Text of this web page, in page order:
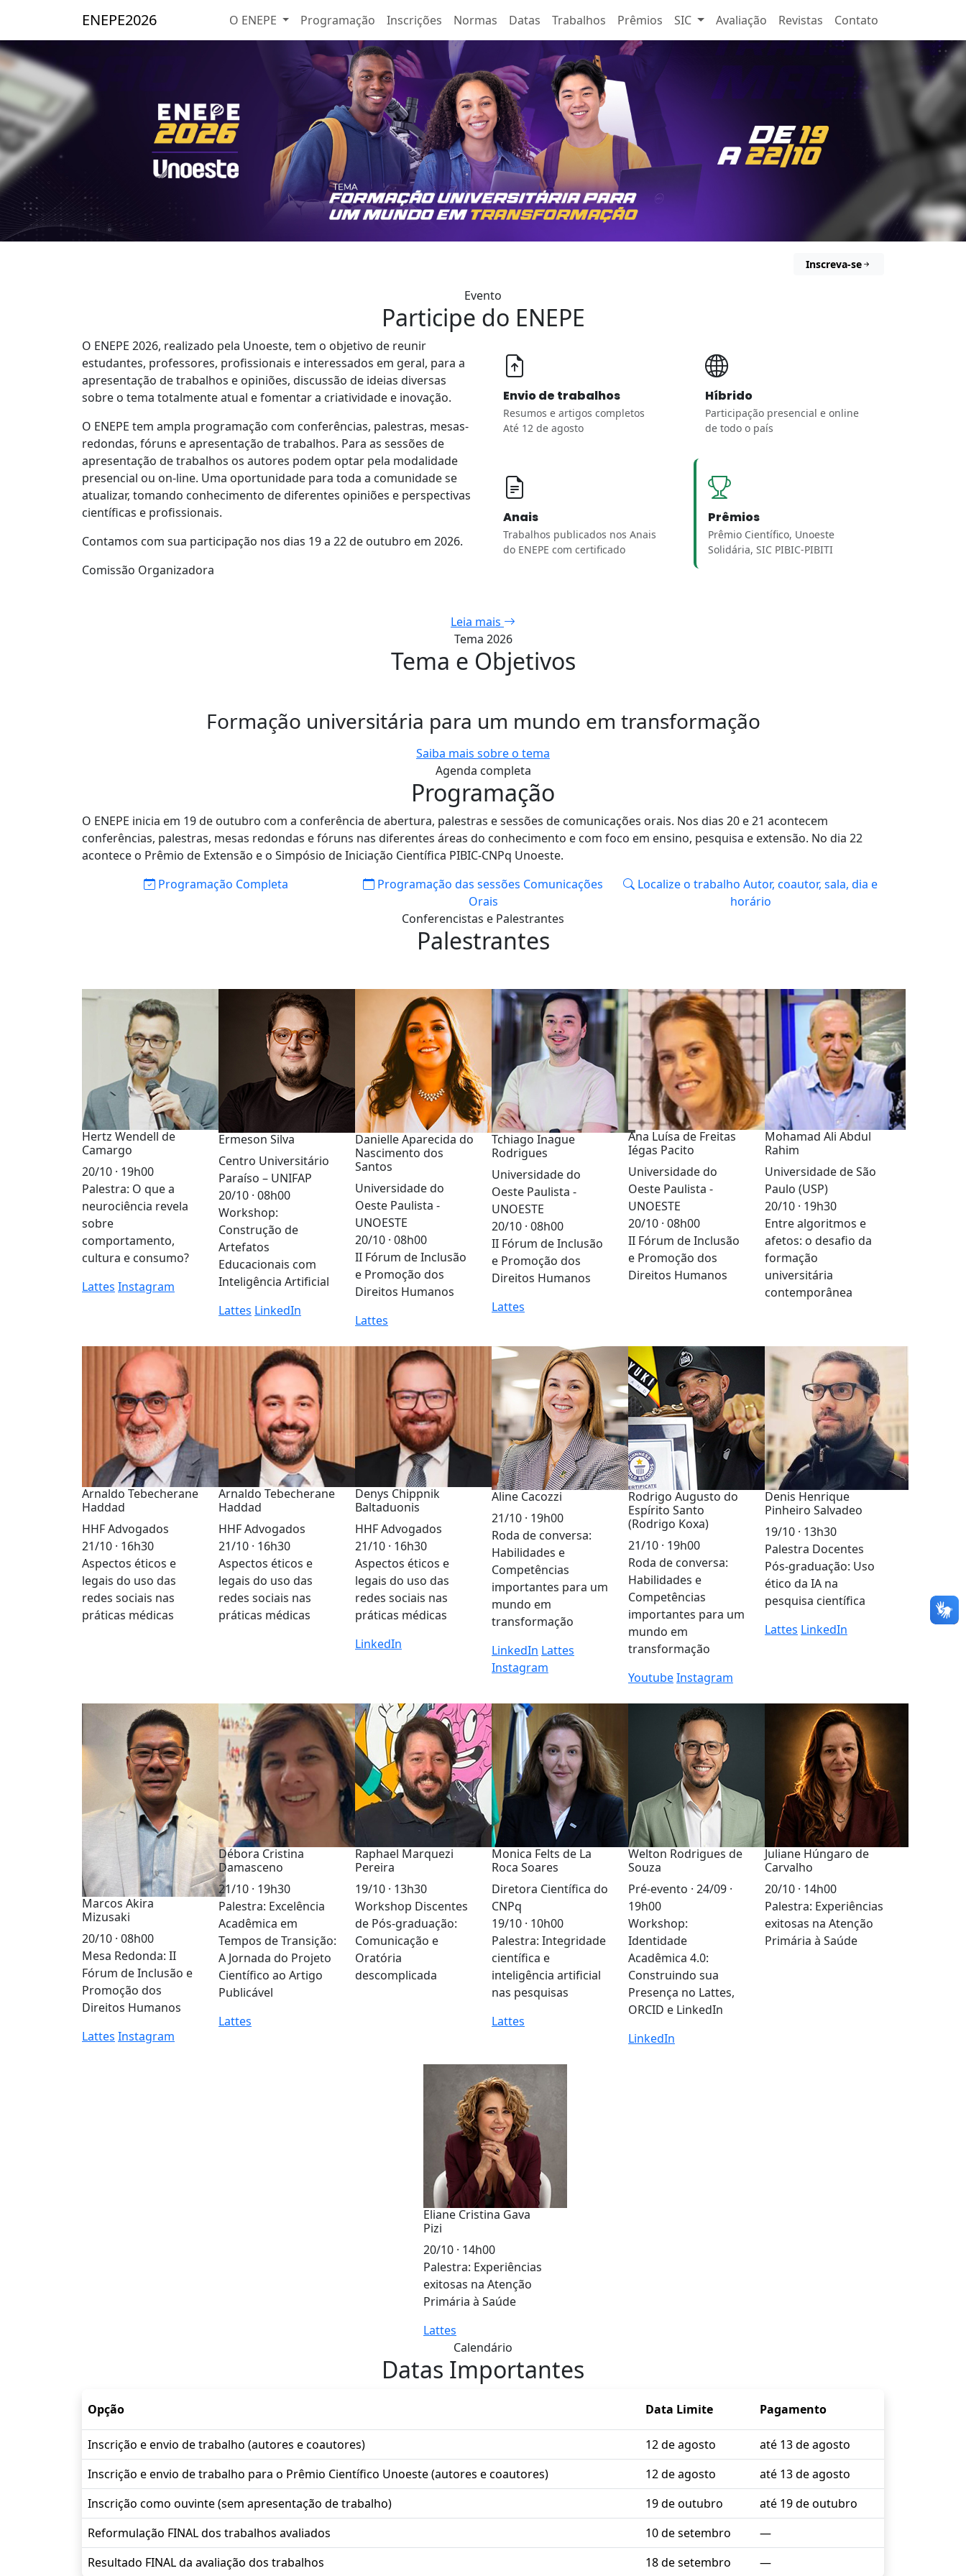
ENEPE2026 O ENEPE Programação Inscrições Normas Datas Trabalhos Prêmios SIC Avaliação Revistas Contato
Inscreva-se
Evento
Participe do ENEPE
O ENEPE 2026, realizado pela Unoeste, tem o objetivo de reunir
estudantes, professores, profissionais e interessados em geral, para a
apresentação de trabalhos e opiniões, discussão de ideias diversas
sobre o tema totalmente atual e fomentar a criatividade e inovação.
O ENEPE tem ampla programação com conferências, palestras, mesas-
redondas, fóruns e apresentação de trabalhos. Para as sessões de
apresentação de trabalhos os autores podem optar pela modalidade
presencial ou on-line. Uma oportunidade para toda a comunidade se
atualizar, tomando conhecimento de diferentes opiniões e perspectivas
científicas e profissionais.
Contamos com sua participação nos dias 19 a 22 de outubro em 2026.
Comissão Organizadora
Envio de trabalhos
Resumos e artigos completos
Até 12 de agosto
Híbrido
Participação presencial e online
de todo o país
Anais
Trabalhos publicados nos Anais
do ENEPE com certificado
Prêmios
Prêmio Científico, Unoeste
Solidária, SIC PIBIC-PIBITI
Leia mais
Tema 2026
Tema e Objetivos
Formação universitária para um mundo em transformação
Saiba mais sobre o tema
Agenda completa
Programação
O ENEPE inicia em 19 de outubro com a conferência de abertura, palestras e sessões de comunicações orais. Nos dias 20 e 21 acontecem
conferências, palestras, mesas redondas e fóruns nas diferentes áreas do conhecimento e com foco em ensino, pesquisa e extensão. No dia 22
acontece o Prêmio de Extensão e o Simpósio de Iniciação Científica PIBIC-CNPq Unoeste.
Programação Completa Programação das sessões Comunicações
Orais
Localize o trabalho Autor, coautor, sala, dia e
horário
Conferencistas e Palestrantes
Palestrantes
Hertz Wendell de
Camargo
20/10 · 19h00
Palestra: O que a
neurociência revela
sobre
comportamento,
cultura e consumo?
Lattes Instagram
Ermeson Silva
Centro Universitário
Paraíso – UNIFAP
20/10 · 08h00
Workshop:
Construção de
Artefatos
Educacionais com
Inteligência Artificial
Lattes LinkedIn
Danielle Aparecida do
Nascimento dos
Santos
Universidade do
Oeste Paulista -
UNOESTE
20/10 · 08h00
II Fórum de Inclusão
e Promoção dos
Direitos Humanos
Lattes
Tchiago Inague
Rodrigues
Universidade do
Oeste Paulista -
UNOESTE
20/10 · 08h00
II Fórum de Inclusão
e Promoção dos
Direitos Humanos
Lattes
Ana Luísa de Freitas
Iégas Pacito
Universidade do
Oeste Paulista -
UNOESTE
20/10 · 08h00
II Fórum de Inclusão
e Promoção dos
Direitos Humanos
Mohamad Ali Abdul
Rahim
Universidade de São
Paulo (USP)
20/10 · 19h30
Entre algoritmos e
afetos: o desafio da
formação
universitária
contemporânea
Arnaldo Tebecherane
Haddad
HHF Advogados
21/10 · 16h30
Aspectos éticos e
legais do uso das
redes sociais nas
práticas médicas
Arnaldo Tebecherane
Haddad
HHF Advogados
21/10 · 16h30
Aspectos éticos e
legais do uso das
redes sociais nas
práticas médicas
Denys Chippnik
Baltaduonis
HHF Advogados
21/10 · 16h30
Aspectos éticos e
legais do uso das
redes sociais nas
práticas médicas
LinkedIn
Aline Cacozzi
21/10 · 19h00
Roda de conversa:
Habilidades e
Competências
importantes para um
mundo em
transformação
LinkedIn Lattes
Instagram
Rodrigo Augusto do
Espírito Santo
(Rodrigo Koxa)
21/10 · 19h00
Roda de conversa:
Habilidades e
Competências
importantes para um
mundo em
transformação
YoutubeInstagram
Denis Henrique
Pinheiro Salvadeo
19/10 · 13h30
Palestra Docentes
Pós-graduação: Uso
ético da IA na
pesquisa científica
Lattes LinkedIn
Marcos Akira
Mizusaki
20/10 · 08h00
Mesa Redonda: II
Fórum de Inclusão e
Promoção dos
Direitos Humanos
Lattes Instagram
Débora Cristina
Damasceno
21/10 · 19h30
Palestra: Excelência
Acadêmica em
Tempos de Transição:
A Jornada do Projeto
Científico ao Artigo
Publicável
Lattes
Raphael Marquezi
Pereira
19/10 · 13h30
Workshop Discentes
de Pós-graduação:
Comunicação e
Oratória
descomplicada
Monica Felts de La
Roca Soares
Diretora Científica do
CNPq
19/10 · 10h00
Palestra: Integridade
científica e
inteligência artificial
nas pesquisas
Lattes
Welton Rodrigues de
Souza
Pré-evento · 24/09 ·
19h00
Workshop:
Identidade
Acadêmica 4.0:
Construindo sua
Presença no Lattes,
ORCID e LinkedIn
LinkedIn
Juliane Húngaro de
Carvalho
20/10 · 14h00
Palestra: Experiências
exitosas na Atenção
Primária à Saúde
Eliane Cristina Gava
Pizi
20/10 · 14h00
Palestra: Experiências
exitosas na Atenção
Primária à Saúde
Lattes
Calendário
Datas Importantes
Opção Data Limite Pagamento
Inscrição e envio de trabalho (autores e coautores) 12 de agosto
até 13 de agosto
Inscrição e envio de trabalho para o Prêmio Científico Unoeste (autores e coautores)
12 de agosto
até 13 de agosto
Inscrição como ouvinte (sem apresentação de trabalho)
19 de outubro
até 19 de outubro
Reformulação FINAL dos trabalhos avaliados
10 de setembro
—
Resultado FINAL da avaliação dos trabalhos
18 de setembro —